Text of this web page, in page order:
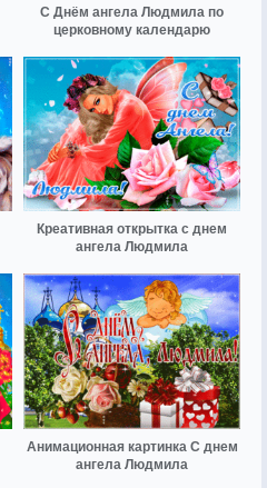
С Днём ангела Людмила по
церковному календарю
Креативная открытка с днем
ангела Людмила
Анимационная картинка С днем
ангела Людмила